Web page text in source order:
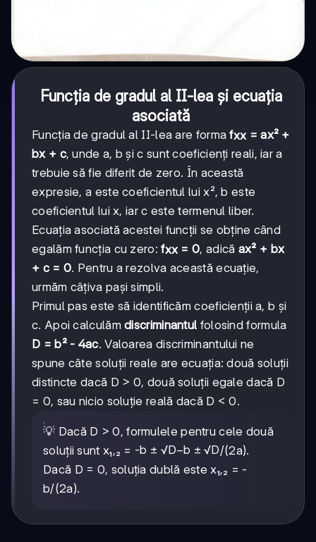
Funcția de gradul al II-lea și ecuația
asociată
Funcția de gradul al II-lea are formafxx = ax² +
bx + c, unde a, b și c sunt coeficienți reali, iar a
trebuie să fie diferit de zero. În această
expresie, a este coeficientul lui x², b este
coeficientul lui x, iar c este termenul liber.
Ecuația asociată acestei funcții se obține când
egalăm funcția cu zero:fxx = 0, adică ax² + bx
+ c = 0. Pentru a rezolva această ecuație,
urmăm câțiva pași simpli.
Primul pas este să identificăm coeficienții a, b și
c. Apoi calculămdiscriminantul folosind formula
D = b² - 4ac. Valoarea discriminantului ne
spune câte soluții reale are ecuația: două soluții
distincte dacă D > 0, două soluții egale dacă D
= 0, sau nicio soluție reală dacă D < 0.
💡 Dacă D > 0, formulele pentru cele două
soluții sunt x₁,₂ = -b ± √D−b ± √D/(2a).
Dacă D = 0, soluția dublă este x₁,₂ = -
b/(2a).